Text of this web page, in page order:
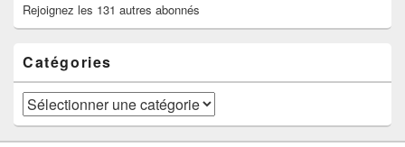
Rejoignez les 131 autres abonnés
Catégories
Catégories